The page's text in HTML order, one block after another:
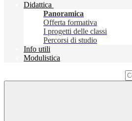
Didattica
Panoramica
Offerta formativa
I progetti delle classi
Percorsi di studio
Info utili
Modulistica